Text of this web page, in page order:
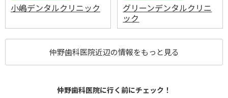
小嶋デンタルクリニック
グリーンデンタルクリニ
ック
仲野歯科医院近辺の情報をもっと見る
仲野歯科医院に行く前にチェック！